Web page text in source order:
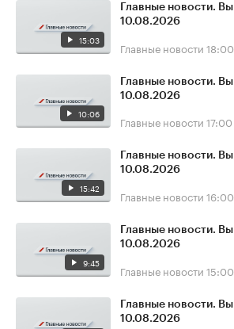
15:03
Главные новости.
10.08.2026
Главные новости 18:00
10:06
Главные новости.
10.08.2026
Главные новости 17:00
15:42
Главные новости.
10.08.2026
Главные новости 16:00
9:45
Главные новости.
10.08.2026
Главные новости 15:00
Главные новости.
10.08.2026